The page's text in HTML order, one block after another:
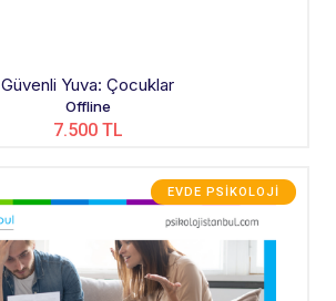
Güvenli Yuva: Çocuklar
Offline
7.500 TL
EVDE PSIKOLOJI